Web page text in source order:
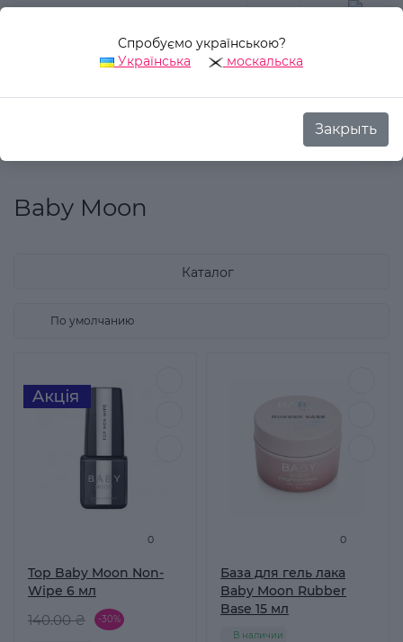
Baby Moon
Спробуємо українською?
Українська
москальска
Закрыть
Baby Moon
Каталог
0
Top Baby Moon Non-
Wipe 6 мл
140.00 ₴ -30%
0
База для гель лака
Baby Moon Rubber
Base 15 мл
В наличии